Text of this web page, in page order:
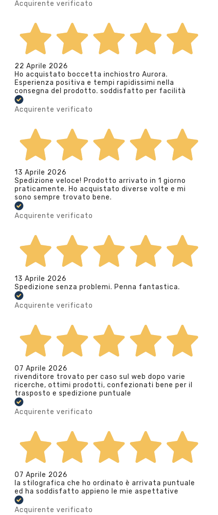
Acquirente verificato
22 Aprile 2026
Ho acquistato boccetta inchiostro Aurora.
Esperienza positiva e tempi rapidissimi nella
consegna del prodotto. soddisfatto per facilità
Acquirente verificato
13 Aprile 2026
Spedizione veloce! Prodotto arrivato in 1 giorno
praticamente. Ho acquistato diverse volte e mi
sono sempre trovato bene.
Acquirente verificato
13 Aprile 2026
Spedizione senza problemi. Penna fantastica.
Acquirente verificato
07 Aprile 2026
rivenditore trovato per caso sul web dopo varie
ricerche, ottimi prodotti, confezionati bene per il
trasposto e spedizione puntuale
Acquirente verificato
07 Aprile 2026
la stilografica che ho ordinato è arrivata puntuale
ed ha soddisfatto appieno le mie aspettative
Acquirente verificato